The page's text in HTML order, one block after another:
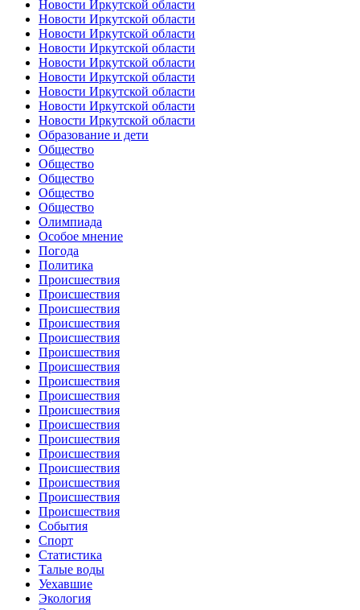
Новости Иркутской области
Новости Иркутской области
Новости Иркутской области
Новости Иркутской области
Новости Иркутской области
Новости Иркутской области
Новости Иркутской области
Новости Иркутской области
Новости Иркутской области
Образование и дети
Общество
Общество
Общество
Общество
Общество
Олимпиада
Особое мнение
Погода
Политика
Происшествия
Происшествия
Происшествия
Происшествия
Происшествия
Происшествия
Происшествия
Происшествия
Происшествия
Происшествия
Происшествия
Происшествия
Происшествия
Происшествия
Происшествия
Происшествия
Происшествия
События
Спорт
Статистика
Талые воды
Уехавшие
Экология